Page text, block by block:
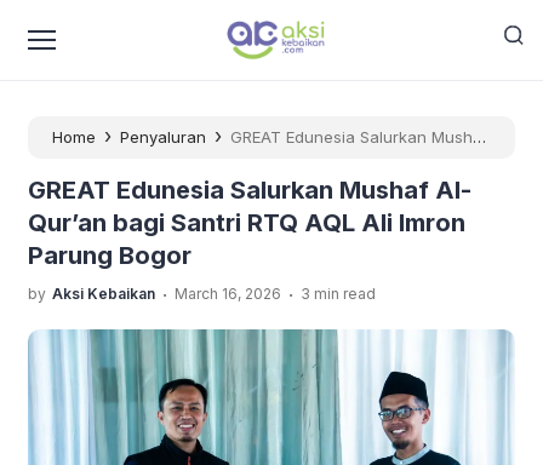
Home › Penyaluran › GREAT Edunesia Salurkan Mushaf
GREAT Edunesia Salurkan Mushaf Al-
Qur’an bagi Santri RTQ AQL Ali Imron
Parung Bogor
by Aksi Kebaikan . March 16, 2026 . 3 min read